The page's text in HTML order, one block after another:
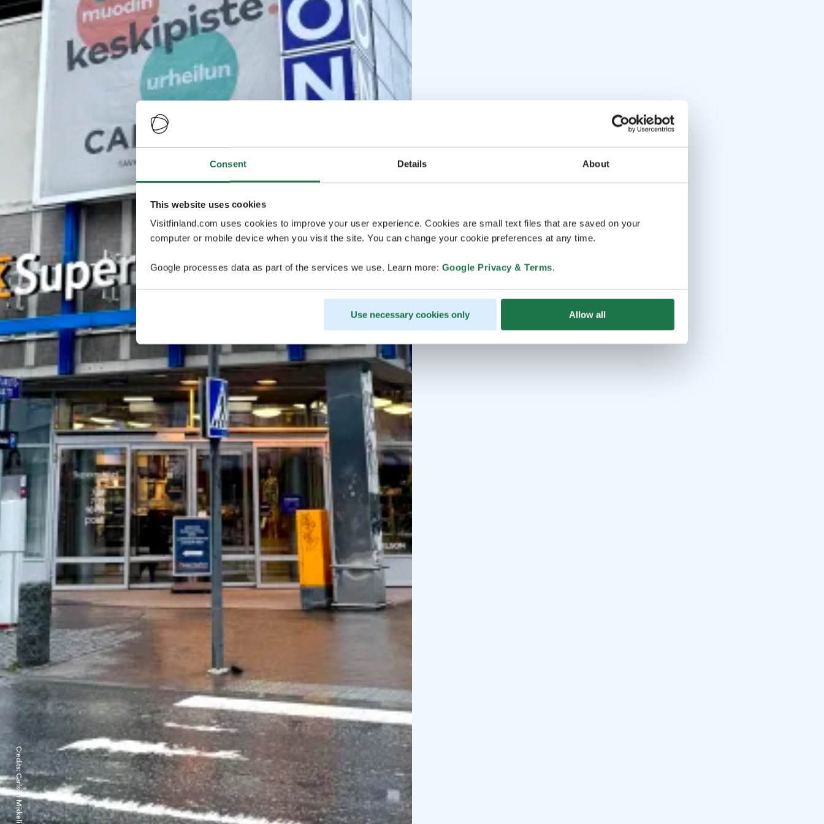
Consent Details About
This website uses cookies
Visitfinland.com uses cookies to improve your user experience. Cookies are small text files that are saved on your
computer or mobile device when you visit the site. You can change your cookie preferences at any time.
Google processes data as part of the services we use. Learn more: Google Privacy & Terms.
Use necessary cookies only Allow all
Credits:
Carlson Mikkeli